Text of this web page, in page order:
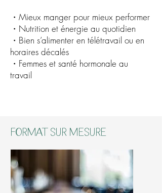
・Mieux manger pour mieux performer
・Nutrition et énergie au quotidien
・Bien s’alimenter en télétravail ou en
horaires décalés
・Femmes et santé hormonale au
travail
Format sur mesure